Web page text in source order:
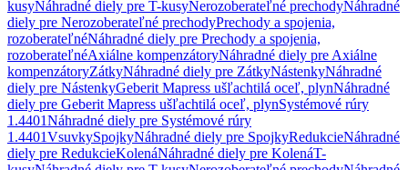
kusyNáhradné diely pre T-kusyNerozoberateľné prechodyNáhradné
diely pre Nerozoberateľné prechodyPrechody a spojenia,
rozoberateľnéNáhradné diely pre Prechody a spojenia,
rozoberateľnéAxiálne kompenzátoryNáhradné diely pre Axiálne
kompenzátoryZátkyNáhradné diely pre ZátkyNástenkyNáhradné
diely pre NástenkyGeberit Mapress ušľachtilá oceľ, plynNáhradné
diely pre Geberit Mapress ušľachtilá oceľ, plynSystémové rúry
1.4401Náhradné diely pre Systémové rúry
1.4401VsuvkySpojkyNáhradné diely pre SpojkyRedukcieNáhradné
diely pre RedukcieKolenáNáhradné diely pre KolenáT-